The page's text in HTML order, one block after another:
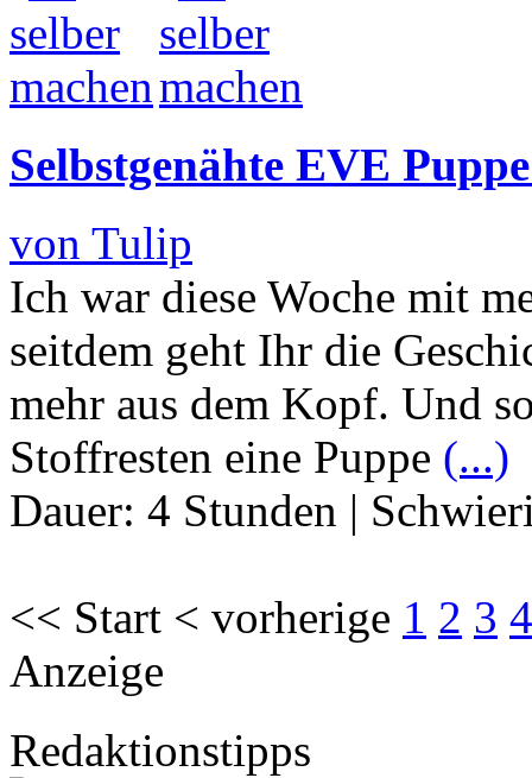
Selbstgenähte EVE
von Tulip
Ich war diese Woche mit
seitdem geht Ihr die
mehr aus dem Kopf. Und
Stoffresten eine Puppe (...)
Dauer: 4 Stunden |
<< Start < vorherige 1 2 3 4
Anzeige
Redaktionstipps